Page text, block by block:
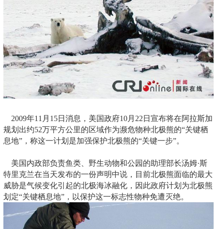
2009年11月15日消息，美国政府10月22日宣布将在阿拉斯加
规划出约52万平方公里的区域作为濒危物种北极熊的“关键栖
息地”，称这一计划是加强保护北极熊的“关键一步”。
美国内政部负责鱼类、野生动物和公园的助理部长汤姆·斯
特里克兰在当天发布的一份声明中说，目前北极熊面临的最大
威胁是气候变化引起的北极海冰融化，因此政府计划为北极熊
划定“关键栖息地”，以保护这一标志性物种免遭灭绝。